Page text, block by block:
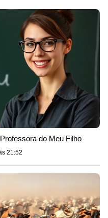
do Meu Filho
21:52